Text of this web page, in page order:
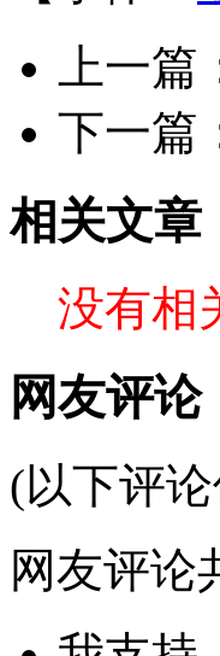
上一篇
下一篇
相关文章
没有相
网友评论
(以下评
网友评论